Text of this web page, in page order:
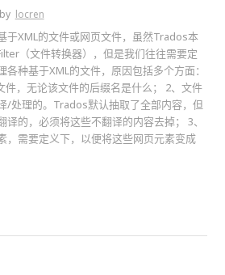
locren
于XML的文件或网页文件，虽然Trados本
（文件转换器），但是我们往往需要定
种基于XML的文件，原因包括多个方面：
件，无论该文件的后缀名是什么； 2、文件
/处理的。Trados默认抽取了全部内容，但
的，必须将这些不翻译的内容去掉； 3、
，需要定义下，以便将这些网页元素变成